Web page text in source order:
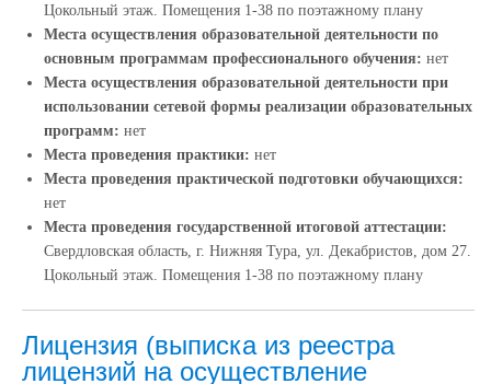
Цокольный этаж. Помещения 1-38 по поэтажному плану
Места осуществления образовательной деятельности по
основным программам профессионального обучения: нет
Места осуществления образовательной деятельности при
использовании сетевой формы реализации образовательных
программ: нет
Места проведения практики: нет
Места проведения практической подготовки обучающихся:
нет
Места проведения государственной итоговой аттестации:
Свердловская область, г. Нижняя Тура, ул. Декабристов, дом 27.
Цокольный этаж. Помещения 1-38 по поэтажному плану
Лицензия (выписка из реестра
лицензий на осуществление